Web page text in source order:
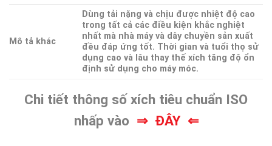
Mô tả khác
Dùng tải nặng và chịu được nhiệt độ cao
trong tất cả các điều kiện khắc nghiệt
nhất mà nhà máy và dây chuyền sản xuất
đều đáp ứng tốt. Thời gian và tuổi thọ sử
dụng cao và lâu thay thế xích tăng độ ổn
định sử dụng cho máy móc.
Chi tiết thông số xích tiêu chuẩn ISO
nhấp vào ⇒ĐÂY ⇐